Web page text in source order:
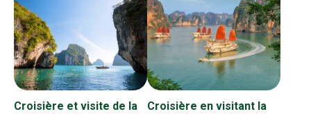
cet article nous vous
proposons...
incontournables...
Croisière et visite de la
Croisière en visitant la